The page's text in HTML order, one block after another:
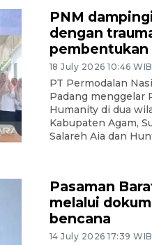
PNM
dengan
pembentukan
18 July 2026 10:46 WIB
PT Permodalan
Padang menggelar
Humanity di dua
Kabupaten Agam,
Salareh Aia dan
Pasaman
melalui
bencana
14 July 2026 17:39 WIB
05